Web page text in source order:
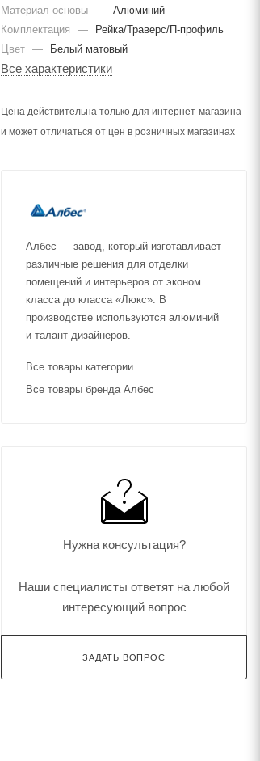
Материал основы — Алюминий
Комплектация
—
Рейка/Траверс/П-профиль
Цвет — Белый матовый
Все характеристики
Цена действительна только для интернет-магазина
и может отличаться от цен в розничных магазинах
Албес — завод, который изготавливает
различные решения для отделки
помещений и интерьеров от эконом
класса до класса «Люкс». В
производстве используются алюминий
и талант дизайнеров.
Все товары категории
Все товары бренда Албес
Нужна консультация?
Наши специалисты ответят на любой
интересующий вопрос
ЗАДАТЬ ВОПРОС